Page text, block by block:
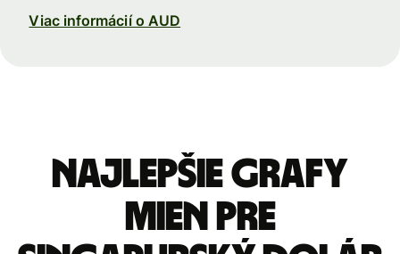
Viac informácií o AUD
Najlepšie grafy
mien pre